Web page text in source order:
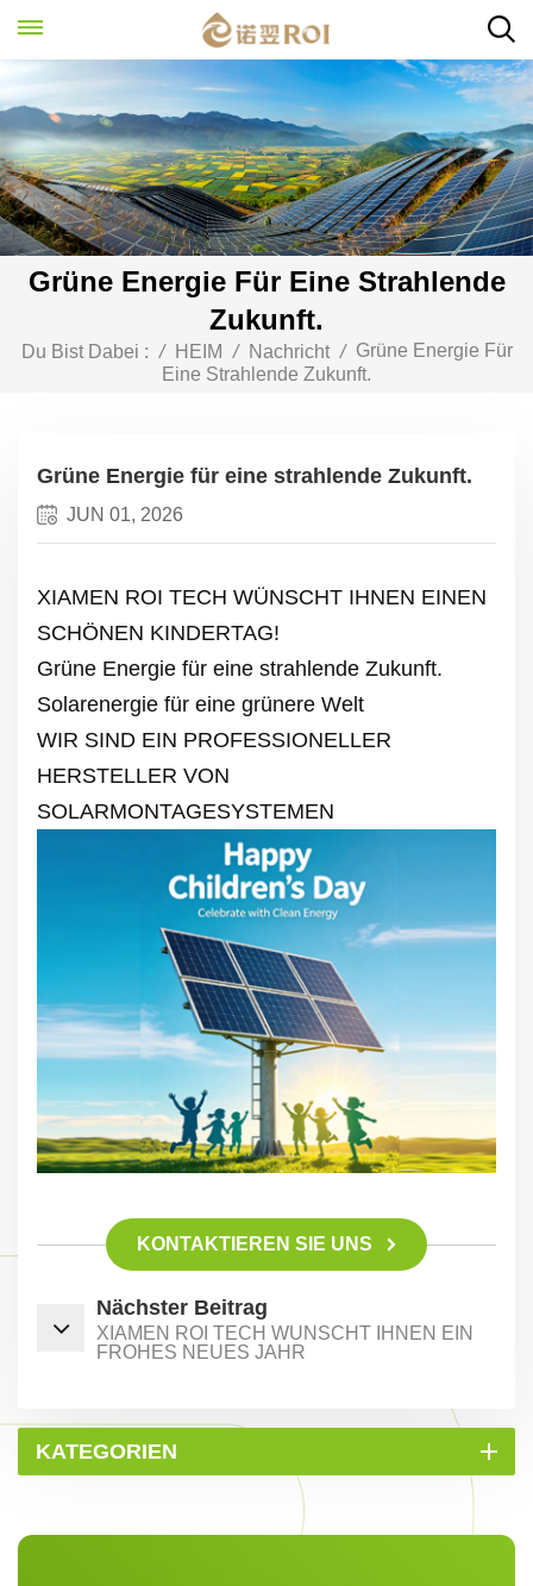
Grüne Energie Für Eine Strahlende
Zukunft.
Du Bist Dabei : / HEIM / Nachricht /
Grüne Energie Für
Eine Strahlende Zukunft.
Grüne Energie für eine strahlende Zukunft.
JUN 01, 2026
XIAMEN ROI TECH WÜNSCHT IHNEN EINEN
SCHÖNEN KINDERTAG!
Grüne Energie für eine strahlende Zukunft.
Solarenergie für eine grünere Welt
WIR SIND EIN PROFESSIONELLER
HERSTELLER VON
SOLARMONTAGESYSTEMEN
KONTAKTIEREN SIE UNS
Nächster Beitrag
XIAMEN ROI TECH WÜNSCHT IHNEN EIN
FROHES NEUES JAHR
KATEGORIEN